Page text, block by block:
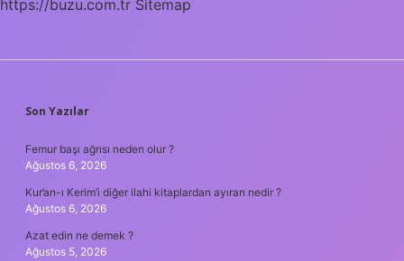
https://buzu.com.tr Sitemap
SIDEBAR
Son Yazılar
Femur başı ağrısı neden olur ?
Ağustos 6, 2026
Kur’an-ı Kerim’i diğer ilahi kitaplardan ayıran nedir ?
Ağustos 6, 2026
Azat edin ne demek ?
Ağustos 5, 2026